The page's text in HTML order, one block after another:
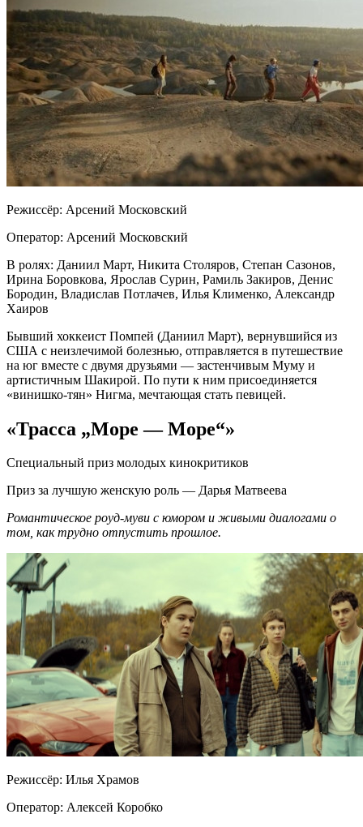
Режиссёр: Арсений Московский
Оператор: Арсений Московский
В ролях: Даниил Март, Никита Столяров, Степан Сазонов,
Ирина Боровкова, Ярослав Сурин, Рамиль Закиров, Денис
Бородин, Владислав Потлачев, Илья Клименко, Александр
Хаиров
Бывший хоккеист Помпей (Даниил Март), вернувшийся из
США с неизлечимой болезнью, отправляется в путешествие
на юг вместе с двумя друзьями — застенчивым Муму и
артистичным Шакирой. По пути к ним присоединяется
«винишко-тян» Нигма, мечтающая стать певицей.
«Трасса „Море — Море“»
Специальный приз молодых кинокритиков
Приз за лучшую женскую роль — Дарья Матвеева
Романтическое роуд-муви с юмором и живыми диалогами о
том, как трудно отпустить прошлое.
Режиссёр: Илья Храмов
Оператор: Алексей Коробко